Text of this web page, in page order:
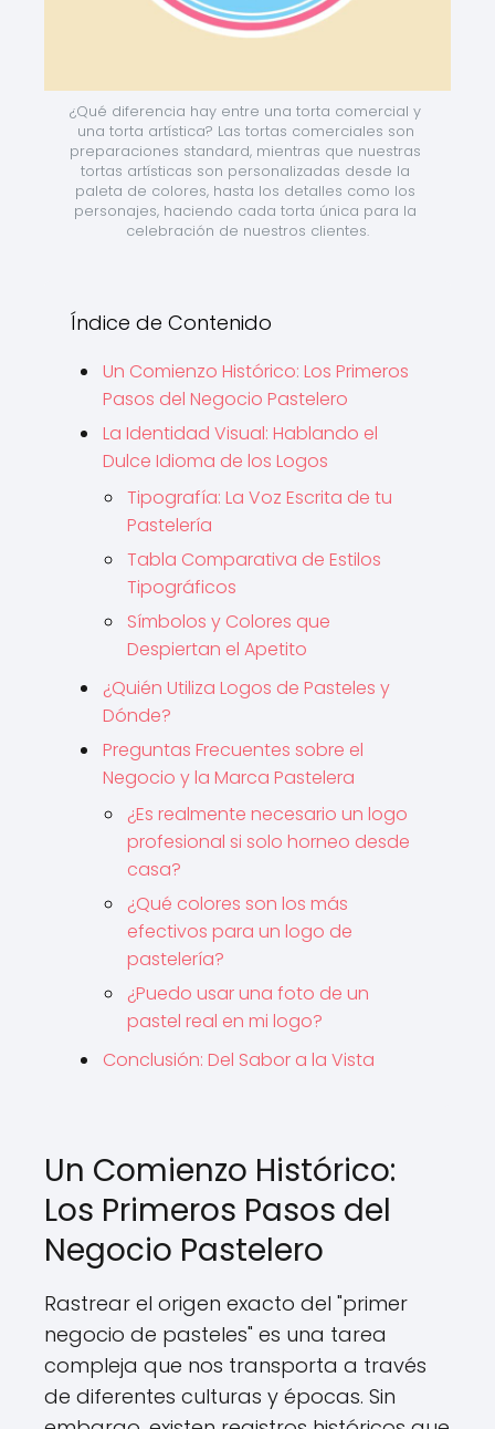
¿Qué diferencia hay entre una torta comercial y
una torta artística? Las tortas comerciales son
preparaciones standard, mientras que nuestras
tortas artísticas son personalizadas desde la
paleta de colores, hasta los detalles como los
personajes, haciendo cada torta única para la
celebración de nuestros clientes.
Índice de Contenido
Un Comienzo Histórico: Los Primeros
Pasos del Negocio Pastelero
La Identidad Visual: Hablando el
Dulce Idioma de los Logos
Tipografía: La Voz Escrita de tu
Pastelería
Tabla Comparativa de Estilos
Tipográficos
Símbolos y Colores que
Despiertan el Apetito
¿Quién Utiliza Logos de Pasteles y
Dónde?
Preguntas Frecuentes sobre el
Negocio y la Marca Pastelera
¿Es realmente necesario un logo
profesional si solo horneo desde
casa?
¿Qué colores son los más
efectivos para un logo de
pastelería?
¿Puedo usar una foto de un
pastel real en mi logo?
Conclusión: Del Sabor a la Vista
Un Comienzo Histórico:
Los Primeros Pasos del
Negocio Pastelero
Rastrear el origen exacto del "primer
negocio de pasteles" es una tarea
compleja que nos transporta a través
de diferentes culturas y épocas. Sin